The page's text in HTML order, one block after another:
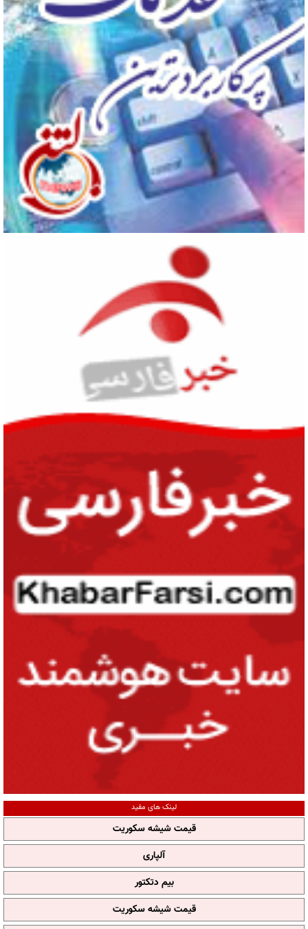
لینک های مفید
قیمت شیشه سکوریت
آلپاری
بیم دتکتور
قیمت شیشه سکوریت